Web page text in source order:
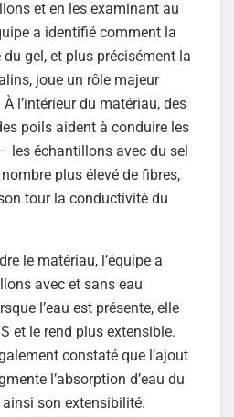
et en les examinant au
a identifié comment la
gel, et plus précisément la
joue un rôle majeur
l’intérieur du matériau, des
poils aident à conduire les
les échantillons avec du sel
plus élevé de fibres,
tour la conductivité du
le matériau, l’équipe a
avec et sans eau
l’eau est présente, elle
et le rend plus extensible.
constaté que l’ajout
l’absorption d’eau du
son extensibilité.